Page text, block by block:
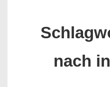
nach